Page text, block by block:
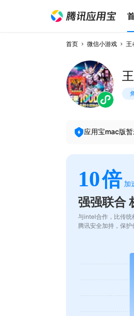
首页 微信小游戏 王
应用宝mac版
10倍 加
强强联合
与intel合作，比传统
腾讯安全加持，保护